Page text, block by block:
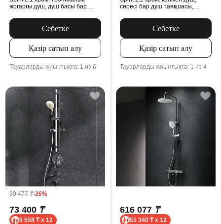
жоғарғы душ, душ басы бар
MultiDock модулі
Себетке
Қазір сатып алу
Тауарларды жиынтықта: 1 из 6
сөресі бар душ таяқшасы,
Себетке
Қазір сатып алу
Тауарларды жиынтықта: 1 из 4
99 477₸-26%
73 400 ₸
5 558 ₸ x 12
616 077 ₸
51 340 ₸ x 12